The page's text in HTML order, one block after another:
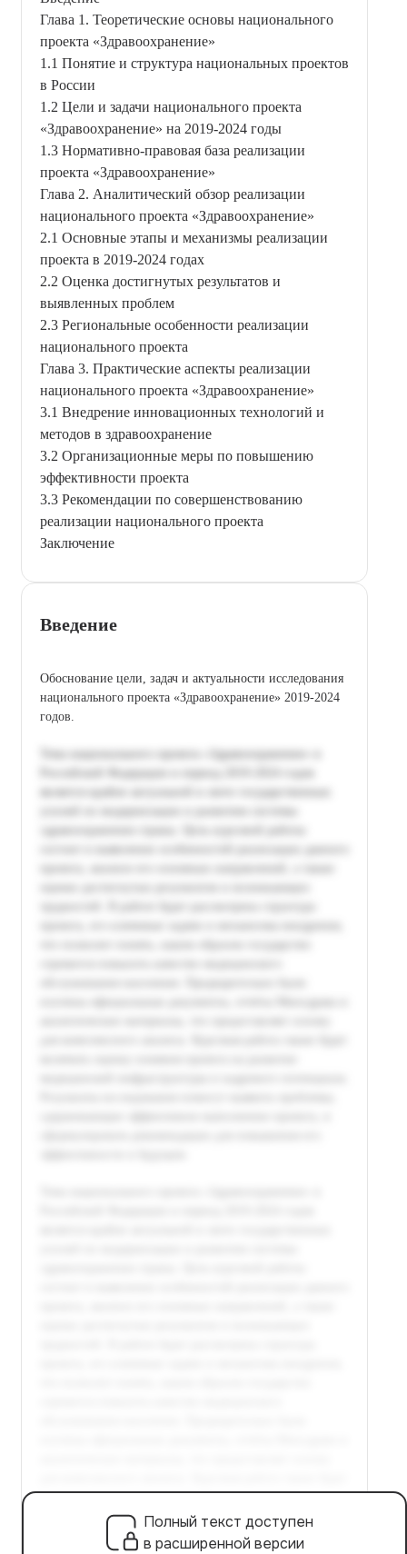
Глава 1. Теоретические основы национального
проекта «Здравоохранение»
1.1 Понятие и структура национальных проектов
в России
1.2 Цели и задачи национального проекта
«Здравоохранение» на 2019-2024 годы
1.3 Нормативно-правовая база реализации
проекта «Здравоохранение»
Глава 2. Аналитический обзор реализации
национального проекта «Здравоохранение»
2.1 Основные этапы и механизмы реализации
проекта в 2019-2024 годах
2.2 Оценка достигнутых результатов и
выявленных проблем
2.3 Региональные особенности реализации
национального проекта
Глава 3. Практические аспекты реализации
национального проекта «Здравоохранение»
3.1 Внедрение инновационных технологий и
методов в здравоохранение
3.2 Организационные меры по повышению
эффективности проекта
3.3 Рекомендации по совершенствованию
реализации национального проекта
Заключение
Введение
Обоснование цели, задач и актуальности исследования
национального проекта «Здравоохранение» 2019-2024
годов.
Полный текст доступен
в расширенной версии